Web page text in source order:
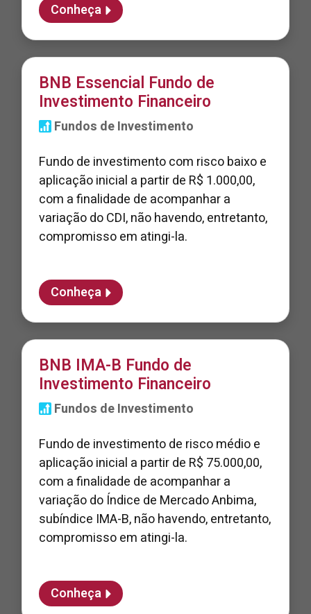
Conheça
BNB Essencial Fundo de
Investimento Financeiro
Fundos de Investimento
Fundo de investimento com risco baixo e
aplicação inicial a partir de R$ 1.000,00,
com a finalidade de acompanhar a
variação do CDI, não havendo, entretanto,
compromisso em atingi-la.
Conheça
BNB IMA-B Fundo de
Investimento Financeiro
Fundos de Investimento
Fundo de investimento de risco médio e
aplicação inicial a partir de R$ 75.000,00,
com a finalidade de acompanhar a
variação do Índice de Mercado Anbima,
subíndice IMA-B, não havendo, entretanto,
compromisso em atingi-la.
Conheça